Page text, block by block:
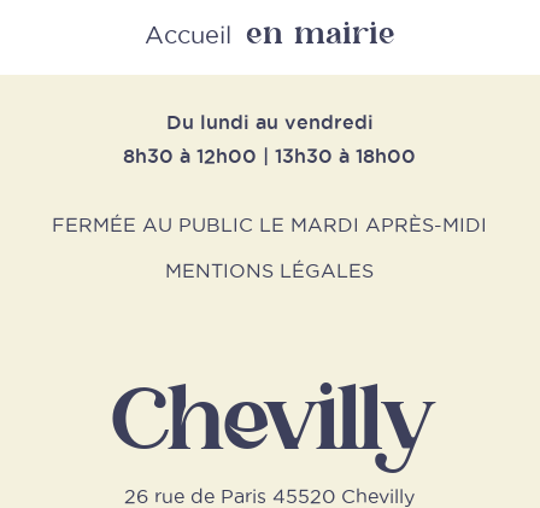
Retour
Accueil en mairie
Du lundi au vendredi
8h30 à 12h00 | 13h30 à 18h00
FERMÉE AU PUBLIC LE MARDI APRÈS-MIDI
MENTIONS LÉGALES
Chevilly
26 rue de Paris 45520 Chevilly